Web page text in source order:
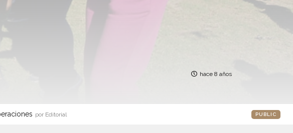
hace 8 años
por Editorial PUBLIC